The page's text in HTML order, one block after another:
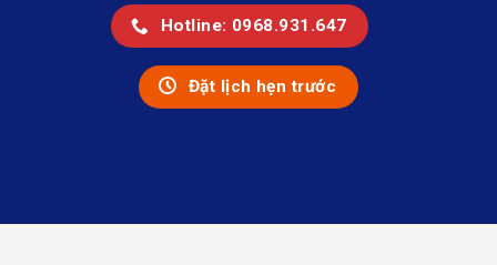
Hotline: 0968.931.647
Đặt lịch hẹn trước